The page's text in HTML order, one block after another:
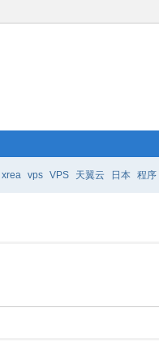
xrea vps VPS 天翼云 日本 程序